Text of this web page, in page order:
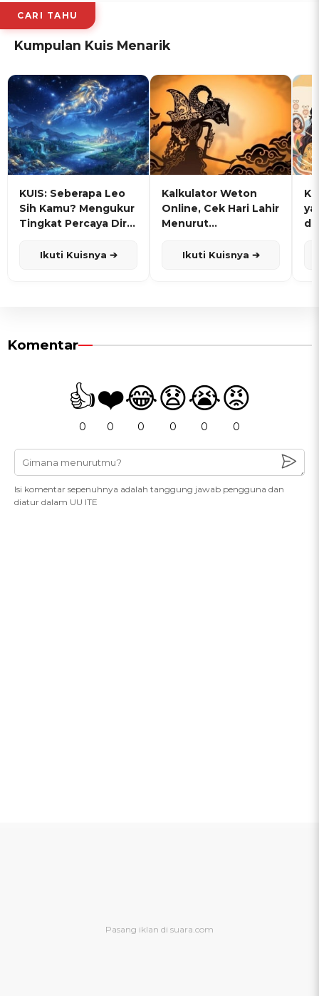
CARI TAHU
Kumpulan Kuis Menarik
KUIS: Seberapa Leo
Sih Kamu? Mengukur
Tingkat Percaya Diri
Ikuti Kuisnya ➔
Kalkulator Weton
Online, Cek Hari Lahir
Menurut
Ikuti Kuisnya ➔
Komentar
👍
0
❤️
0
😂
0
😧
0
😭
0
😡
0
Isi komentar sepenuhnya adalah tanggung jawab pengguna dan
diatur dalam UU ITE